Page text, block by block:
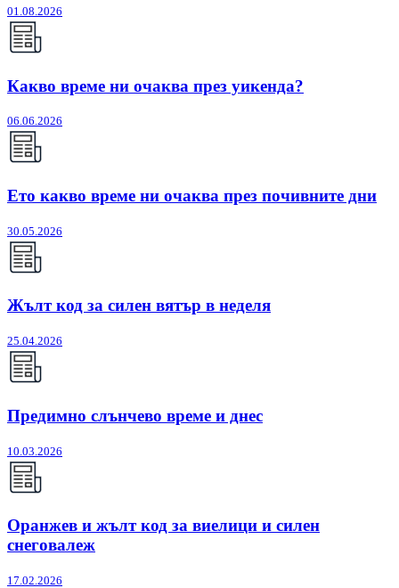
01.08.2026
Какво време ни очаква през уикенда?
06.06.2026
Ето какво време ни очаква през почивните дни
30.05.2026
Жълт код за силен вятър в неделя
25.04.2026
Предимно слънчево време и днес
10.03.2026
Оранжев и жълт код за виелици и силен
снеговалеж
17.02.2026